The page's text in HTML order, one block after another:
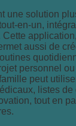
une solution
en-un,
aussi de
personnel
peut
listes de
tout en